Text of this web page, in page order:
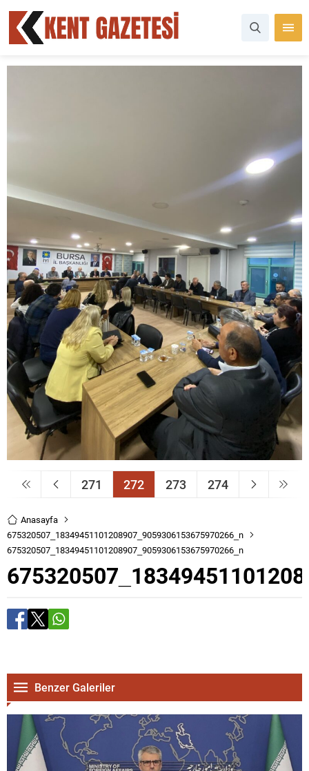
271 272 273 274
Anasayfa
675320507_18349451101208907_9059306153675970266_n
675320507_18349451101208907_9059306153675970266_n
Benzer Galeriler